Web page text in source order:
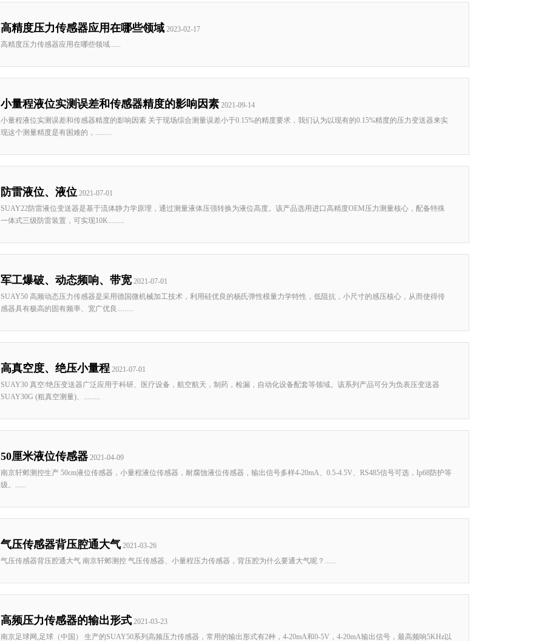
高精度压力传感器应用在哪些领域 2023-02-17
高精度压力传感器应用在哪些领域......
小量程液位实测误差和传感器精度的影响因素 2021-09-14
小量程液位实测误差和传感器精度的影响因素 关于现场综合测量误差小于0.15%的精度要求，我们认为以现有的0.15%精度的压力变送器来实
现这个测量精度是有困难的，.........
防雷液位、液位 2021-07-01
SUAY22防雷液位变送器是基于流体静力学原理，通过测量液体压强转换为液位高度。该产品选用进口高精度OEM压力测量核心，配备特殊
一体式三级防雷装置，可实现10K.........
军工爆破、动态频响、带宽 2021-07-01
SUAY50 高频动态压力传感器是采用德国微机械加工技术，利用硅优良的杨氏弹性模量力学特性，低阻抗，小尺寸的感压核心，从而使得传
感器具有极高的固有频率、宽广优良.........
高真空度、绝压小量程 2021-07-01
SUAY30 真空/绝压变送器广泛应用于科研、医疗设备，航空航天，制药，检漏，自动化设备配套等领域。该系列产品可分为负表压变送器
SUAY30G (粗真空测量)、.........
50厘米液位传感器 2021-04-09
南京轩邺测控生产 50cm液位传感器，小量程液位传感器，耐腐蚀液位传感器，输出信号多样4-20mA、0.5-4.5V、RS485信号可选，Ip68防护等
级。......
气压传感器背压腔通大气 2021-03-26
气压传感器背压腔通大气 南京轩邺测控 气压传感器、小量程压力传感器，背压腔为什么要通大气呢？......
高频压力传感器的输出形式 2021-03-23
南京足球网,足球（中国） 生产的SUAY50系列高频压力传感器，常用的输出形式有2种，4-20mA和0-5V，4-20mA输出信号，最高频响5KHz以